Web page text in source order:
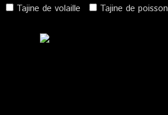
Tajine de volaille Tajine de poisson